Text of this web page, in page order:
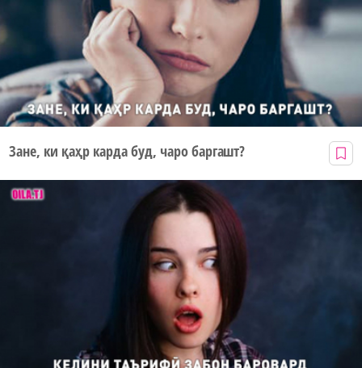
Зане, ки қаҳр карда буд, чаро баргашт?